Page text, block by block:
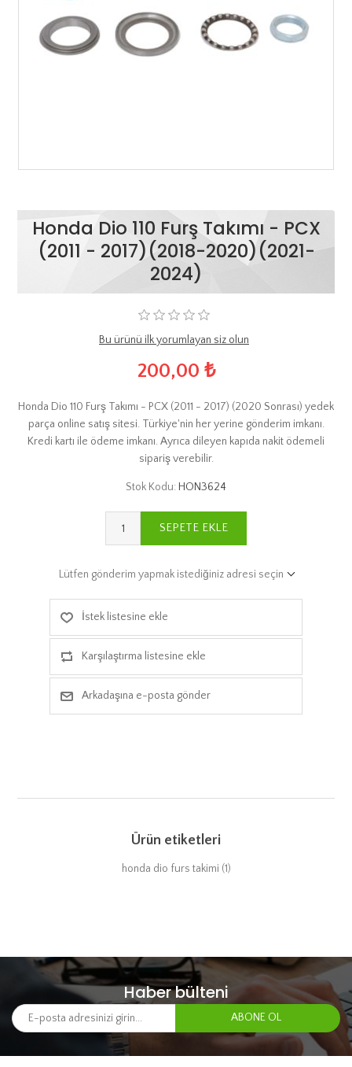
Honda Dio 110 Furş Takımı - PCX
(2011 - 2017)(2018-2020)(2021-
2024)
Bu ürünü ilk yorumlayan siz olun
200,00 ₺
Honda Dio 110 Furş Takımı - PCX (2011 - 2017) (2020 Sonrası) yedek
parça online satış sitesi. Türkiye'nin her yerine gönderim imkanı.
Kredi kartı ile ödeme imkanı. Ayrıca dileyen kapıda nakit ödemeli
sipariş verebilir.
Stok Kodu: HON3624
SEPETE EKLE
Lütfen gönderim yapmak istediğiniz adresi seçin
İstek listesine ekle
Karşılaştırma listesine ekle
Arkadaşına e-posta gönder
Ürün etiketleri
honda dio furs takimi (1)
Haber bülteni